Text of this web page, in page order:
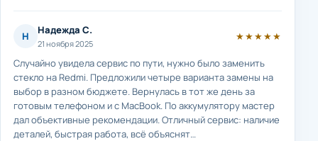
Н Надежда С.
21 ноября 2025
★★★★★
Случайно увидела сервис по пути, нужно было заменить
стекло на Redmi. Предложили четыре варианта замены на
выбор в разном бюджете. Вернулась в тот же день за
готовым телефоном и с MacBook. По аккумулятору мастер
дал объективные рекомендации. Отличный сервис: наличие
деталей, быстрая работа, всё объяснят…